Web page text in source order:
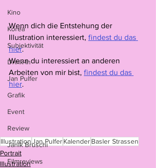
Kino
Korea
Subjektivität
Drink-In
Jan Pulfer
Grafik
Event
Review
Janik Bruschi
Filmreviews
Wenn dich die Entstehung der
Illustration interessiert, findest du das
hier.
Wenn du interessiert an anderen
Arbeiten von mir bist, findest du das
hier.
IllustrationJan PulferKalenderBasler Strassen
Portrait
Illustration